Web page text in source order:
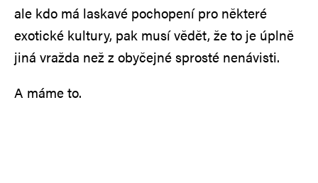
ale kdo má laskavé pochopení pro některé
exotické kultury, pak musí vědět, že to je úplně
jiná vražda než z obyčejné sprosté nenávisti.
A máme to.